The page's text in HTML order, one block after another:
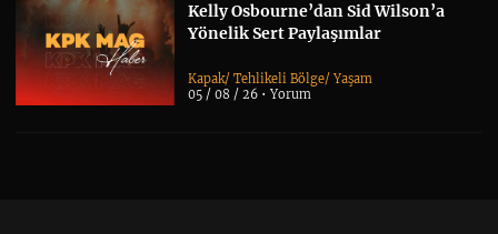
Kelly Osbourne’dan Sid Wilson’a
Yönelik Sert Paylaşımlar
Kapak/Tehlikeli Bölge/Yaşam
05 / 08 / 26 •Yorum